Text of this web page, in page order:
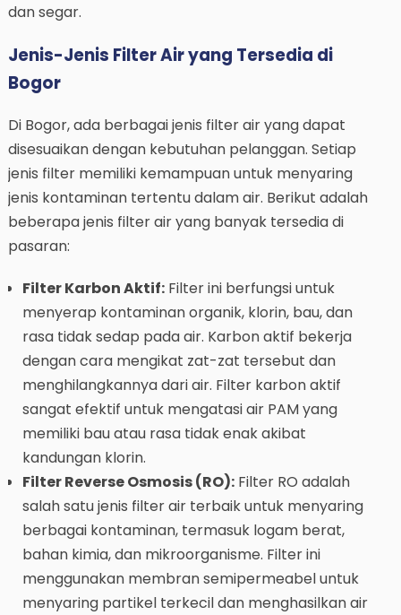
dan segar.
Jenis-Jenis Filter Air yang Tersedia di
Bogor
Di Bogor, ada berbagai jenis filter air yang dapat
disesuaikan dengan kebutuhan pelanggan. Setiap
jenis filter memiliki kemampuan untuk menyaring
jenis kontaminan tertentu dalam air. Berikut adalah
beberapa jenis filter air yang banyak tersedia di
pasaran:
Filter Karbon Aktif:Filter ini berfungsi untuk
menyerap kontaminan organik, klorin, bau, dan
rasa tidak sedap pada air. Karbon aktif bekerja
dengan cara mengikat zat-zat tersebut dan
menghilangkannya dari air. Filter karbon aktif
sangat efektif untuk mengatasi air PAM yang
memiliki bau atau rasa tidak enak akibat
kandungan klorin.
Filter Reverse Osmosis (RO):Filter RO adalah
salah satu jenis filter air terbaik untuk menyaring
berbagai kontaminan, termasuk logam berat,
bahan kimia, dan mikroorganisme. Filter ini
menggunakan membran semipermeabel untuk
menyaring partikel terkecil dan menghasilkan air